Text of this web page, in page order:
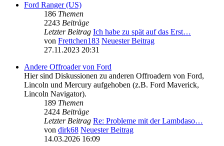
Ford Ranger (US)
186 Themen
2243 Beiträge
Letzter Beitrag Ich habe zu spät auf das Erst…
von Frettchen183 Neuester Beitrag
27.11.2023 20:31
Andere Offroader von Ford
Hier sind Diskussionen zu anderen Offroadern von Ford,
Lincoln und Mercury aufgehoben (z.B. Ford Maverick,
Lincoln Navigator).
189 Themen
2424 Beiträge
Letzter Beitrag Re: Probleme mit der Lambdaso…
von dirk68 Neuester Beitrag
14.03.2026 16:09